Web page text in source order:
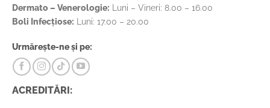
Dermato – Venerologie: Luni – Vineri: 8.00 – 16.00
Boli Infecțiose: Luni: 17.00 – 20.00
Urmărește-ne și pe:
ACREDITĂRI: